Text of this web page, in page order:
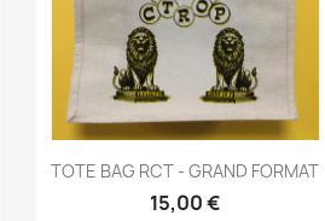
Aperçu rapide
TOTE BAG RCT - GRAND FORMAT
15,00 €